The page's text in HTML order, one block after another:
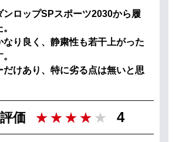
ンロップSPスポーツ2030から履
なり良く、静粛性も若干上がった
だけあり、特に劣る点は無いと思
価 4